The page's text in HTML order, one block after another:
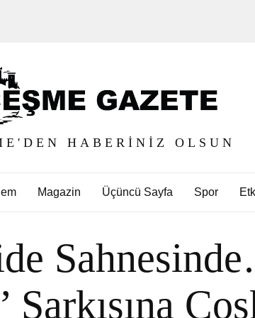
HABERINIZ OLSUN
Magazin Üçüncü Sayfa Spor